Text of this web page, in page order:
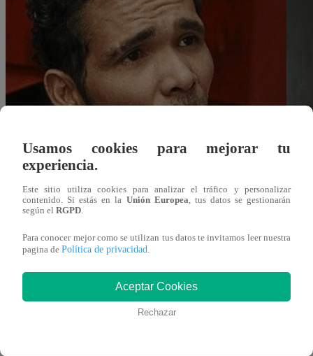
Redacción Latina
Usamos cookies para mejorar tu
experiencia.
Este sitio utiliza cookies para analizar el tráfico y personalizar
contenido. Si estás en la Unión Europea, tus datos se gestionarán
según el RGPD.
Para conocer mejor como se utilizan tus datos te invitamos leer nuestra
pagina de Política de privacidad.
Aceptar Cookies
Rechazar